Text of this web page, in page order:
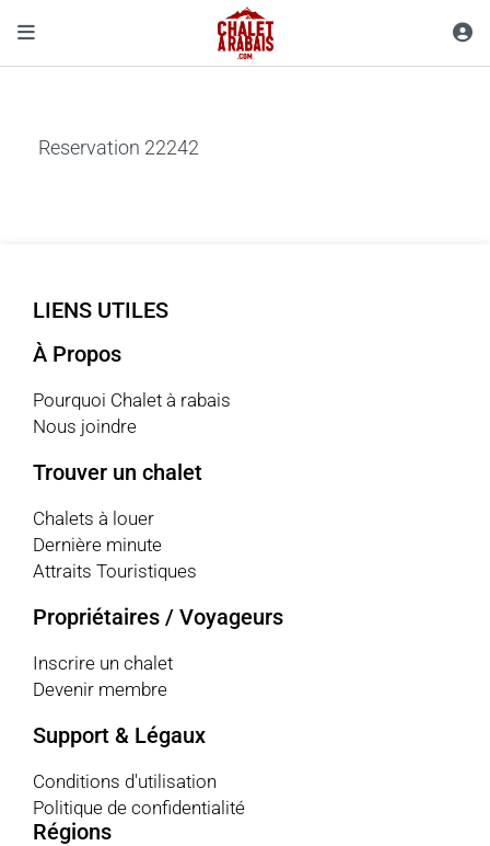
Reservation 22242
LIENS UTILES
À Propos
Pourquoi Chalet à rabais
Nous joindre
Trouver un chalet
Chalets à louer
Dernière minute
Attraits Touristiques
Propriétaires / Voyageurs
Inscrire un chalet
Devenir membre
Support & Légaux
Conditions d'utilisation
Politique de confidentialité
Régions